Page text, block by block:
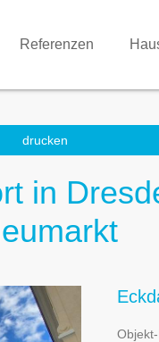
Referenzen
drucken
in